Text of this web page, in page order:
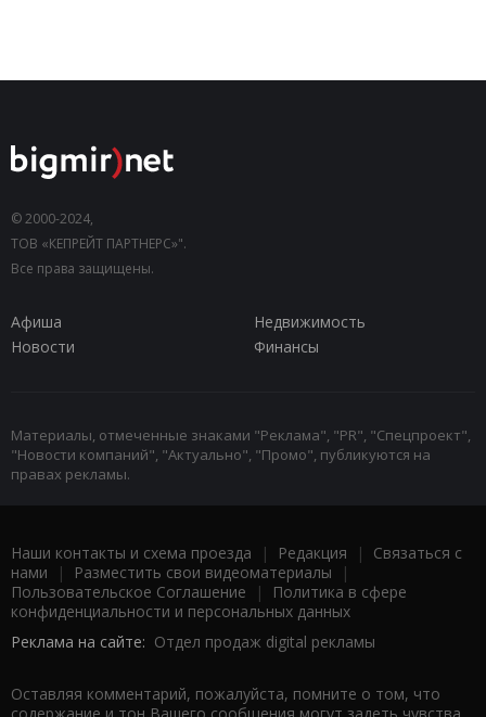
© 2000-2024,
ТОВ «КЕПРЕЙТ ПАРТНЕРС»".
Все права защищены.
Афиша
Недвижимость
Новости
Финансы
Материалы, отмеченные знаками "Реклама", "PR", "Спецпроект",
"Новости компаний", "Актуально", "Промо", публикуются на
правах рекламы.
Наши контакты и схема проезда | Редакция | Связаться с
нами | Разместить свои видеоматериалы |
Пользовательское Соглашение |
Политика в сфере
конфиденциальности и персональных данных
Реклама на сайте: Отдел продаж digital рекламы
Оставляя комментарий, пожалуйста, помните о том, что
содержание и тон Вашего сообщения могут задеть чувства